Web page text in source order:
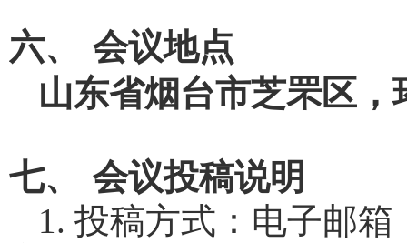
六、
会议地点
山东省烟台市芝罘区，
七、
会议投稿说明
1.投稿方式：电子邮箱